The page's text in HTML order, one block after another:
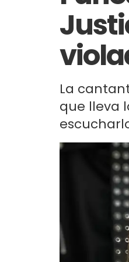
La
que lleva